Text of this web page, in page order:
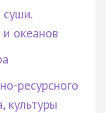
океанов
ресурсного
культуры